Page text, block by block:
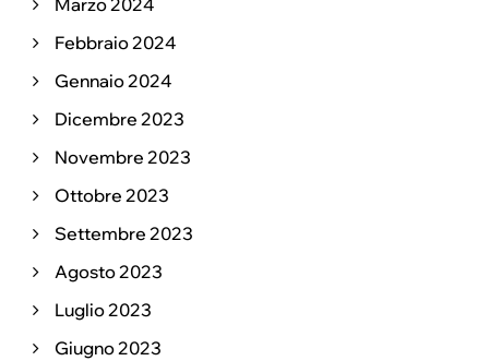
Marzo 2024
Febbraio 2024
Gennaio 2024
Dicembre 2023
Novembre 2023
Ottobre 2023
Settembre 2023
Agosto 2023
Luglio 2023
Giugno 2023